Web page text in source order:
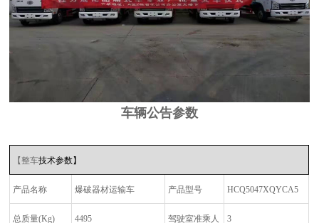
车辆公告参数
【整车技术参数】
产品名称 爆破器材运输车 产品型号 HCQ5047XQYCA5
总质量(Kg) 4495 驾驶室准乘人 3